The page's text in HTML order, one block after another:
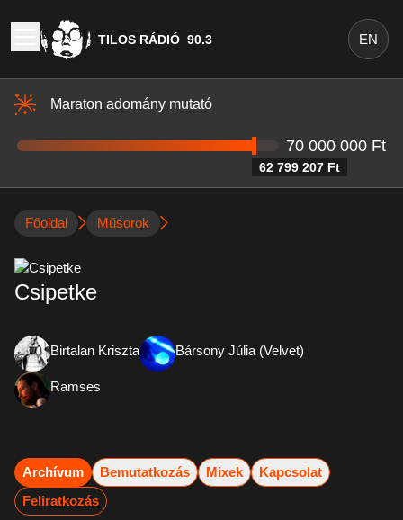
TILOS RÁDIÓ 90.3 EN
Maraton adomány mutató
62 799 207 Ft
70 000 000 Ft
Főoldal Műsorok
Csipetke
Birtalan Kriszta Bársony Júlia (Velvet)
Ramses
Archívum Bemutatkozás Mixek
Kapcsolat
Feliratkozás